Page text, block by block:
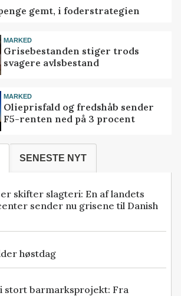
gemt, i foderstrategien
MARKED
Grisebestanden stiger trods
svagere avlsbestand
MARKED
Olieprisfald og fredshåb sender
F5-renten ned på 3 procent
SENESTE NYT
skifter slagteri: En af landets
sender nu grisene til Danish
høstdag
stort barmarksprojekt: Fra